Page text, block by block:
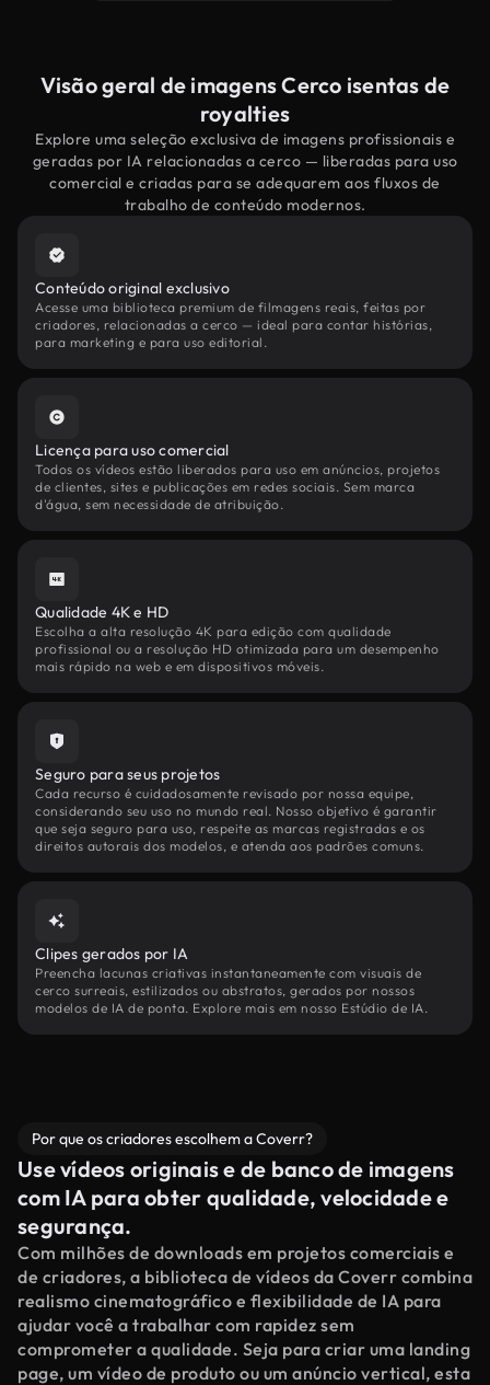
Visão geral de imagens Cerco isentas de
royalties
Explore uma seleção exclusiva de imagens profissionais e
geradas por IA relacionadas a cerco — liberadas para uso
comercial e criadas para se adequarem aos fluxos de
trabalho de conteúdo modernos.
Conteúdo original exclusivo
Acesse uma biblioteca premium de filmagens reais, feitas por
criadores, relacionadas a cerco — ideal para contar histórias,
para marketing e para uso editorial.
Licença para uso comercial
Todos os vídeos estão liberados para uso em anúncios, projetos
de clientes, sites e publicações em redes sociais. Sem marca
d'água, sem necessidade de atribuição.
Qualidade 4K e HD
Escolha a alta resolução 4K para edição com qualidade
profissional ou a resolução HD otimizada para um desempenho
mais rápido na web e em dispositivos móveis.
Seguro para seus projetos
Cada recurso é cuidadosamente revisado por nossa equipe,
considerando seu uso no mundo real. Nosso objetivo é garantir
que seja seguro para uso, respeite as marcas registradas e os
direitos autorais dos modelos, e atenda aos padrões comuns.
Clipes gerados por IA
Preencha lacunas criativas instantaneamente com visuais de
cerco surreais, estilizados ou abstratos, gerados por nossos
modelos de IA de ponta. Explore mais em nosso Estúdio de IA.
Por que os criadores escolhem a Coverr?
Use vídeos originais e de banco de imagens
com IA para obter qualidade, velocidade e
segurança.
Com milhões de downloads em projetos comerciais e
de criadores, a biblioteca de vídeos da Coverr combina
realismo cinematográfico e flexibilidade de IA para
ajudar você a trabalhar com rapidez sem
comprometer a qualidade. Seja para criar uma landing
page, um vídeo de produto ou um anúncio vertical, esta